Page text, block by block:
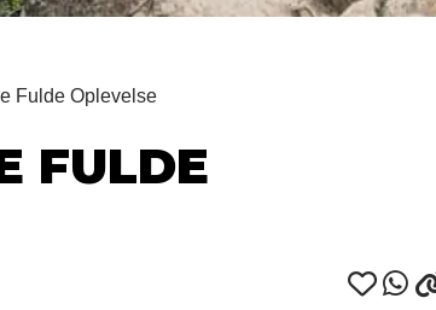
Fulde Oplevelse
FULDE